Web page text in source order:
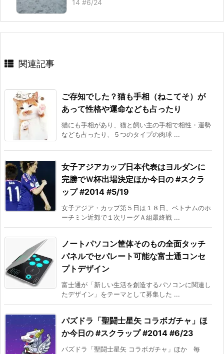
14 #6/24
関連記事
ご存知でした？猫も手相（ねこてそ）が
あって性格や運命なども占ったり
猫にも手相があり、猫と飼い主の手相で相性・運勢
なども占ったり、５つのタイプの肉球 ...
女子アジアカップ日本代表はヨルダンに
完勝でＷ杯出場決定ほか今日の #スクラ
ップ #2014 #5/19
女子アジア・カップ第５日は１８日、ベトナムのホ
ーチミン近郊で１次リーグＡ組最終戦 ...
ノートパソコン筐体そのもの全面タッチ
パネルでセパレート可能な富士通コンセ
プトデザイン
富士通が「新しい生活を創造するパソコンに関連し
たデザイン」をテーマとして募集した ...
パズドラ「聖闘士星矢 コラボガチャ」ほ
か今日の #スクラップ #2014 #6/23
パズドラ「聖闘士星矢 コラボガチャ」ほか 毎